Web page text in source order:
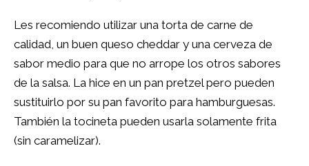
Les recomiendo utilizar una torta de carne de
calidad, un buen queso cheddar y una cerveza de
sabor medio para que no arrope los otros sabores
de la salsa. La hice en un pan pretzel pero pueden
sustituirlo por su pan favorito para hamburguesas.
También la tocineta pueden usarla solamente frita
(sin caramelizar).